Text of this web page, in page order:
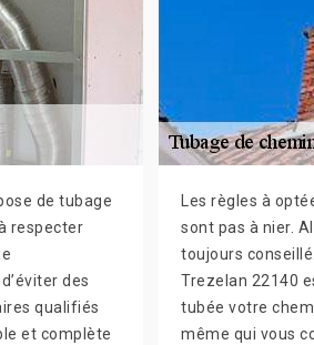
de tubage
respecter
des
qualifiés
et complète
Les règles à
sont pas à nier.
toujours
Trezelan 22140
tubée votre
même qui vous